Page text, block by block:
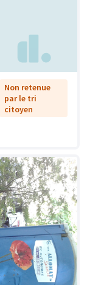
Non retenue
par le tri
citoyen